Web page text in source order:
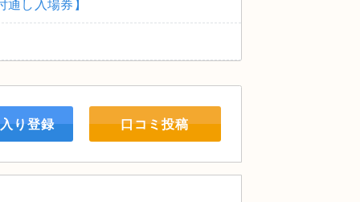
し⼊場券】
り登録 口コミ投稿